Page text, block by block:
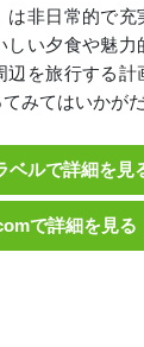
非日常的で充
い夕食や魅力
辺を旅行する計
みてはいかがだ
ベルで詳細を見
で詳細を見る